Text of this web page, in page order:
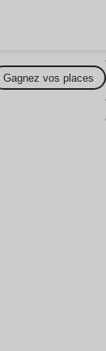
Gagnez vos places